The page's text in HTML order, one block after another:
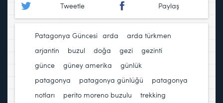
Tweetle Paylaş
Patagonya Güncesi arda arda türkmen
arjantin
buzul doğa gezi gezinti
günce
güney amerika günlük
patagonya
patagonya günlüğü
patagonya
notları
perito moreno buzulu trekking